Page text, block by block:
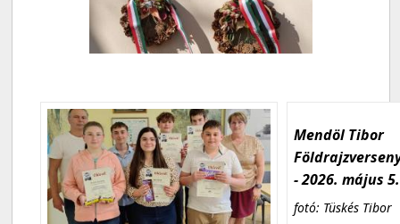
Mendöl Tibor
- 2026. május 5.
fotó: Tüskés Tibor